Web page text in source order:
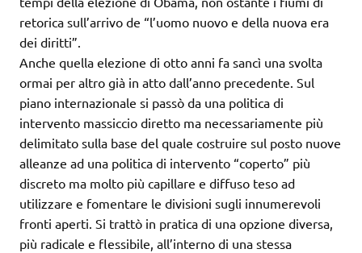
retorica sull’arrivo de “l’uomo nuovo e della nuova era
dei diritti”.
Anche quella elezione di otto anni fa sancì una svolta
ormai per altro già in atto dall’anno precedente. Sul
piano internazionale si passò da una politica di
intervento massiccio diretto ma necessariamente più
delimitato sulla base del quale costruire sul posto nuove
alleanze ad una politica di intervento “coperto” più
discreto ma molto più capillare e diffuso teso ad
utilizzare e fomentare le divisioni sugli innumerevoli
fronti aperti. Si trattò in pratica di una opzione diversa,
più radicale e flessibile, all’interno di una stessa